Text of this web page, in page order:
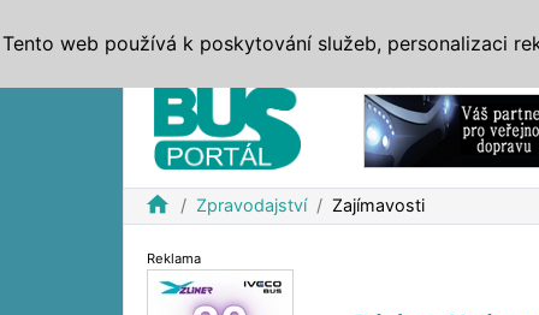
home Zpravodajství Zajímavosti
Reklama
Tento web používá k poskytování služeb, personalizaci